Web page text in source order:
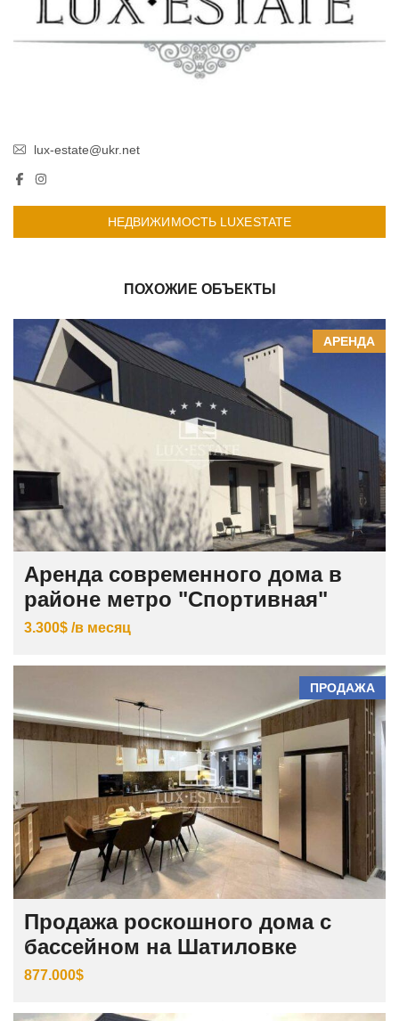
lux-estate@ukr.net
НЕДВИЖИМОСТЬ LUXESTATE
ПОХОЖИЕ ОБЪЕКТЫ
АРЕНДА
Аренда современного дома в
районе метро "Спортивная"
3.300$ /в месяц
ПРОДАЖА
Продажа роскошного дома с
бассейном на Шатиловке
877.000$